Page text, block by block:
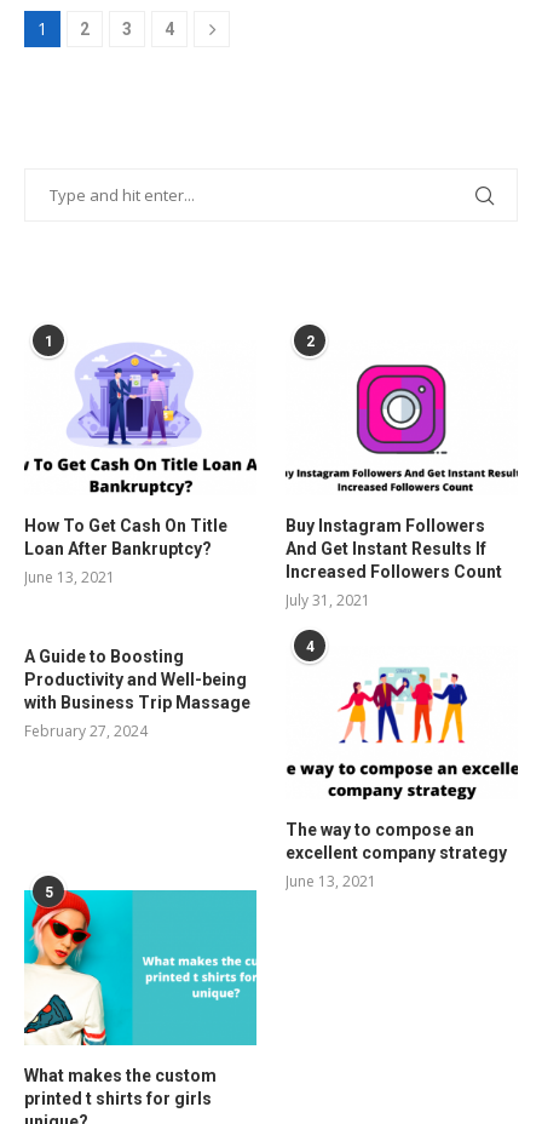
1 2 3 4
1
How To Get Cash On Title
Loan After Bankruptcy?
June 13, 2021
2
Buy Instagram Followers
And Get Instant Results If
Increased Followers Count
July 31, 2021
A Guide to Boosting
Productivity and Well-being
with Business Trip Massage
February 27, 2024
4
The way to compose an
excellent company strategy
June 13, 2021
5
What makes the custom
printed t shirts for girls